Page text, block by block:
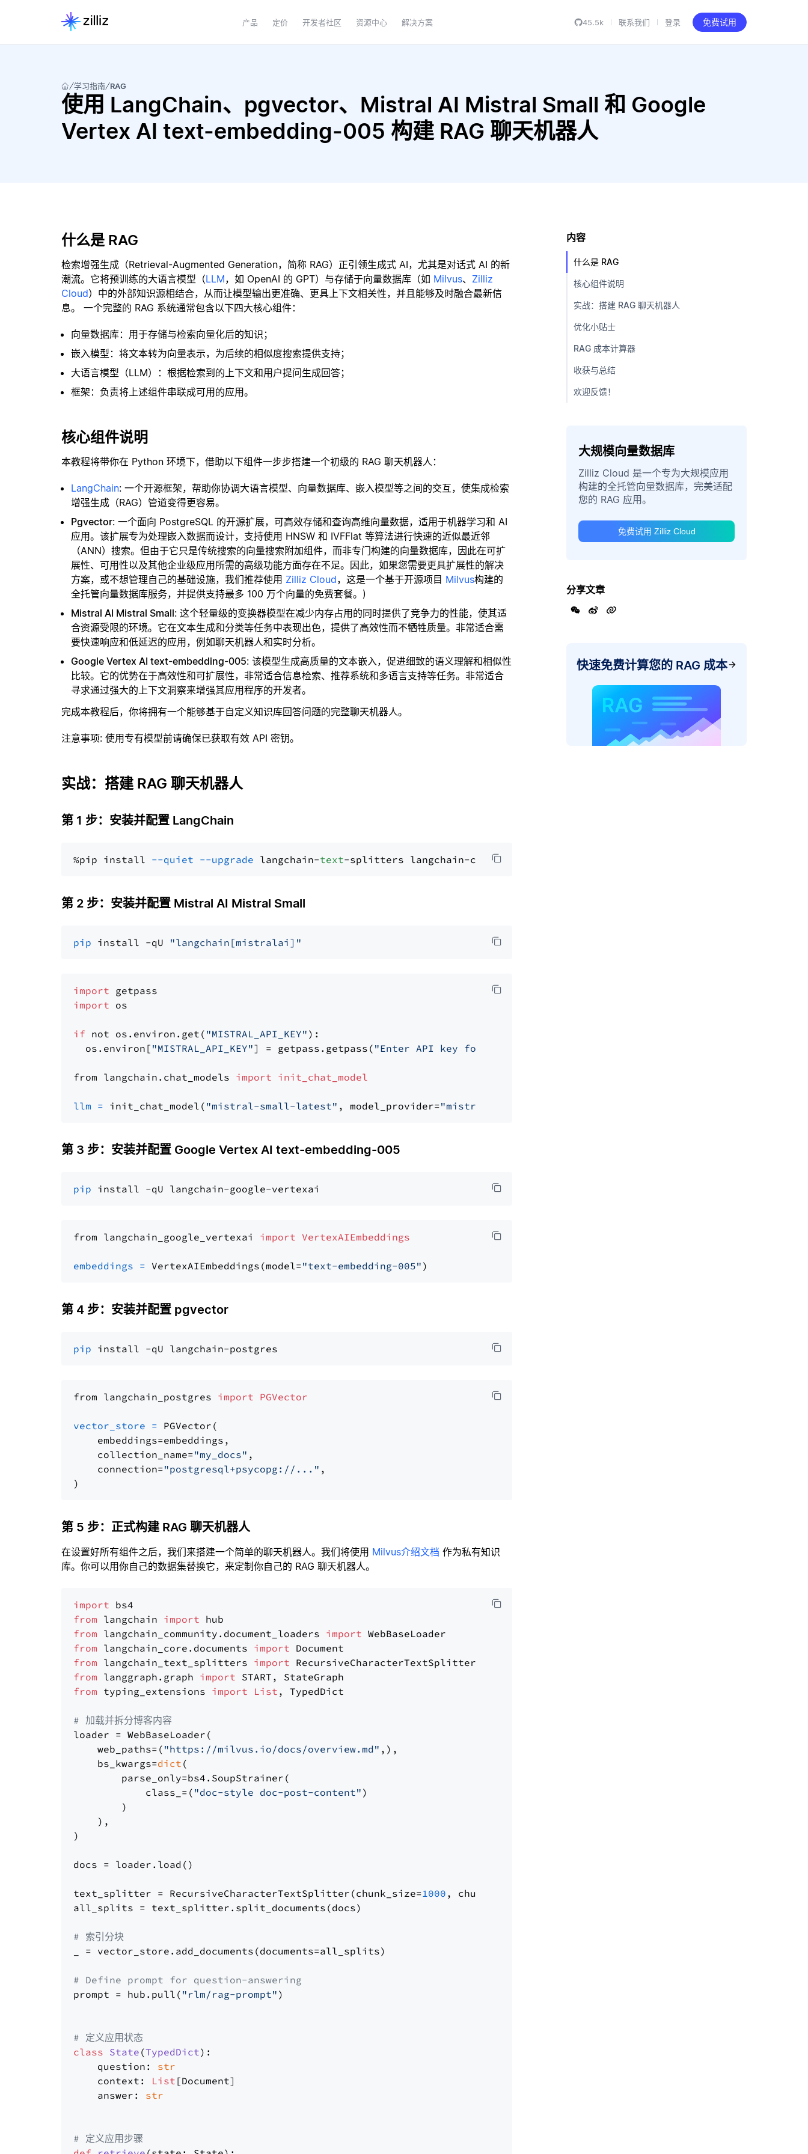
产品 定价 开发者社区 资源中心 解决方案 45.5k 联系我们 登录 免费试用
学习指南 RAG
使用 LangChain、pgvector、Mistral AI Mistral Small 和 Google
Vertex AI text-embedding-005 构建 RAG 聊天机器人
什么是 RAG
检索增强生成（Retrieval-Augmented Generation，简称 RAG）正引领生成式 AI，尤其是对话式 AI 的新
潮流。它将预训练的大语言模型（LLM，如 OpenAI 的 GPT）与存储于向量数据库（如 Milvus、 Zilliz
Cloud）中的外部知识源相结合，从而让模型输出更准确、更具上下文相关性，并且能够及时融合最新信
息。 一个完整的 RAG 系统通常包含以下四大核心组件：
向量数据库：用于存储与检索向量化后的知识；
嵌入模型：将文本转为向量表示，为后续的相似度搜索提供支持；
大语言模型（LLM）：根据检索到的上下文和用户提问生成回答；
框架：负责将上述组件串联成可用的应用。
核心组件说明
本教程将带你在 Python 环境下，借助以下组件一步步搭建一个初级的 RAG 聊天机器人：
LangChain: 一个开源框架，帮助你协调大语言模型、向量数据库、嵌入模型等之间的交互，使集成检索
增强生成（RAG）管道变得更容易。
Pgvector: 一个面向 PostgreSQL 的开源扩展，可高效存储和查询高维向量数据，适用于机器学习和 AI
应用。该扩展专为处理嵌入数据而设计，支持使用 HNSW 和 IVFFlat 等算法进行快速的近似最近邻
（ANN）搜索。但由于它只是传统搜索的向量搜索附加组件，而非专门构建的向量数据库，因此在可扩
展性、可用性以及其他企业级应用所需的高级功能方面存在不足。因此，如果您需要更具扩展性的解决
方案，或不想管理自己的基础设施，我们推荐使用 Zilliz Cloud，这是一个基于开源项目 Milvus构建的
全托管向量数据库服务，并提供支持最多 100 万个向量的免费套餐。)
Mistral AI Mistral Small: 这个轻量级的变换器模型在减少内存占用的同时提供了竞争力的性能，使其适
合资源受限的环境。它在文本生成和分类等任务中表现出色，提供了高效性而不牺牲质量。非常适合需
要快速响应和低延迟的应用，例如聊天机器人和实时分析。
Google Vertex AI text-embedding-005: 该模型生成高质量的文本嵌入，促进细致的语义理解和相似性
比较。它的优势在于高效性和可扩展性，非常适合信息检索、推荐系统和多语言支持等任务。非常适合
寻求通过强大的上下文洞察来增强其应用程序的开发者。
完成本教程后，你将拥有一个能够基于自定义知识库回答问题的完整聊天机器人。
注意事项: 使用专有模型前请确保已获取有效 API 密钥。
实战：搭建 RAG 聊天机器人
第 1 步：安装并配置 LangChain
%pip install --quiet --upgrade langchain-text
第 2 步：安装并配置 Mistral AI Mistral Small
pip install -qU "langchain[mistralai]"
import
import os
if not os.environ.get( "MISTRAL_API_KEY" ):
  os.environ[
"MISTRAL_API_KEY"] = getpass.getpass( "Enter API key for Mistral AI: "
from langchain.chat_models import init_chat_model
llm = init_chat_model( "mistral-small-latest" , model_provider="mistralai"
第 3 步：安装并配置 Google Vertex AI text-embedding-005
pip
from langchain_google_vertexai import VertexAIEmbeddings
embeddings = VertexAIEmbeddings(model="text-embedding-005"
第 4 步：安装并配置 pgvector
pip
from langchain_postgres import PGVector
vector_store = PGVector(
    embeddings=embeddings,
    collection_name=
"my_docs" ,
    connection=
"postgresql+psycopg://..." ,
第 5 步：正式构建 RAG 聊天机器人
在设置好所有组件之后，我们来搭建一个简单的聊天机器人。我们将使用 Milvus介绍文档 作为私有知识
库。你可以用你自己的数据集替换它，来定制你自己的 RAG 聊天机器人。
import
from langchain import
from langchain_community.document_loaders import
from langchain_core.documents import
from langchain_text_splitters import
from langgraph.graph import
from typing_extensions import List , TypedDict
# 加载并拆分博客内容
loader = WebBaseLoader(
    web_paths=(
"https://milvus.io/docs/overview.md" ,),
    bs_kwargs=
dict (
        parse_only=bs4.SoupStrainer(
            class_=(
"doc-style doc-post-content" )
        )
    ),
)
docs = loader.load()
text_splitter = RecursiveCharacterTextSplitter(chunk_size=1000 , chunk_overlap=
all_splits = text_splitter.split_documents(docs)
# 索引分块
_ = vector_store.add_documents(documents=all_splits)
# Define prompt for question-answering
prompt = hub.pull( "rlm/rag-prompt" )
# 定义应用状态
class State (TypedDict):
    question:
str
    context:
List [Document]
    answer:
str
# 定义应用步骤
内容
什么是 RAG
核心组件说明
实战：搭建 RAG 聊天机器人
优化小贴士
RAG 成本计算器
收获与总结
欢迎反馈！
大规模向量数据库
Zilliz Cloud 是一个专为大规模应用
构建的全托管向量数据库，完美适配
您的 RAG 应用。
免费试用 Zilliz Cloud
分享文章
快速免费计算您的 RAG 成本